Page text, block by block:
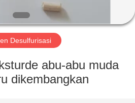
Desulfurisasi
abu-abu muda
dikembangkan